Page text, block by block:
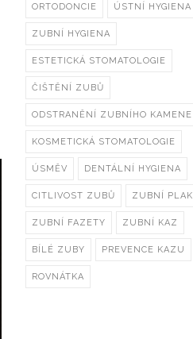
ORTODONCIE ÚSTNÍ HYGIENA
ZUBNÍ HYGIENA
ESTETICKÁ STOMATOLOGIE
ČIŠTĚNÍ ZUBŮ
ODSTRANĚNÍ ZUBNÍHO KAMENE
KOSMETICKÁ STOMATOLOGIE
ÚSMĚV DENTÁLNÍ HYGIENA
CITLIVOST ZUBŮ ZUBNÍ PLAK
ZUBNÍ FAZETY ZUBNÍ KAZ
BÍLÉ ZUBY PREVENCE KAZU
ROVNÁTKA